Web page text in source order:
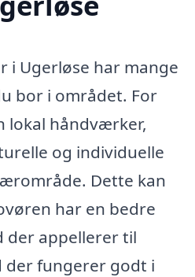
i Ugerløse har mange
bor i området. For
lokal håndværker,
og individuelle
Dette kan
har en bedre
der appellerer til
der fungerer godt i